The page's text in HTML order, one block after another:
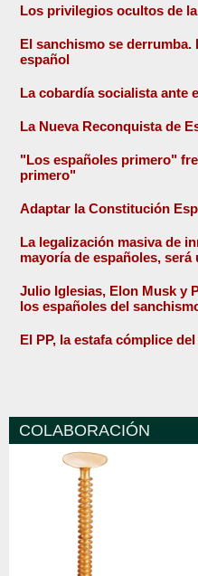
Los privilegios ocultos de
El sanchismo se
español
La cobardía socialista ante
La Nueva Reconquista de
"Los españoles primero"
primero"
Adaptar la Constitución
La legalización masiva de
mayoría de españoles,
Julio Iglesias, Elon Musk y
los españoles del
El PP, la estafa cómplice
COLABORACIÓN